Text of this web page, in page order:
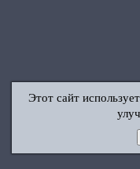
Этот сайт